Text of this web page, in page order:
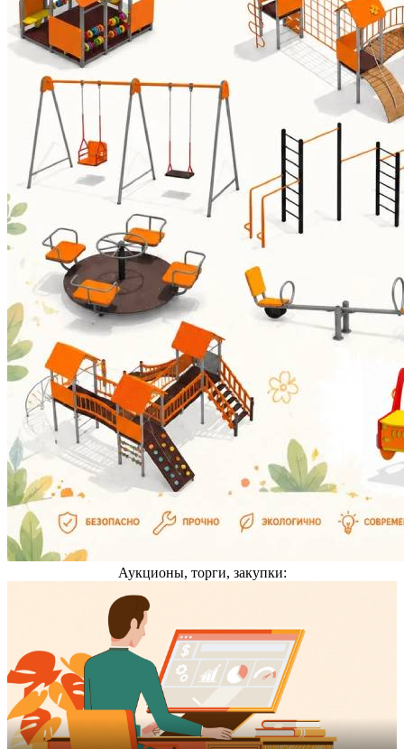
Аукционы, торги, закупки: